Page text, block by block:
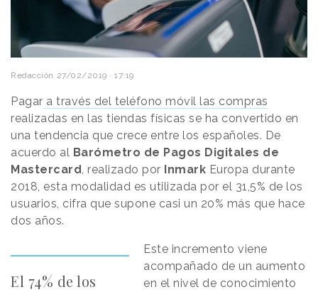
Redacción 27/02/2019 · 17:19
Pagar a través del teléfono móvil las compras
realizadas en las tiendas físicas se ha convertido en
una tendencia que crece entre los españoles. De
acuerdo al Barómetro de Pagos Digitales de
Mastercard, realizado por Inmark Europa durante
2018, esta modalidad es utilizada por el 31,5% de los
usuarios, cifra que supone casi un 20% más que hace
dos años.
El 74% de los
Este incremento viene
acompañado de un aumento
en el nivel de conocimiento